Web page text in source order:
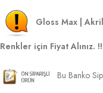
Gloss Max |
Renkler için Fiyat Alınız.
Bu Banko